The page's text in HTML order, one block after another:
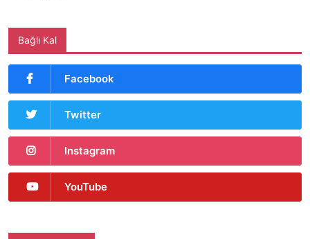
Bağlı Kal
Facebook
Twitter
Instagram
YouTube